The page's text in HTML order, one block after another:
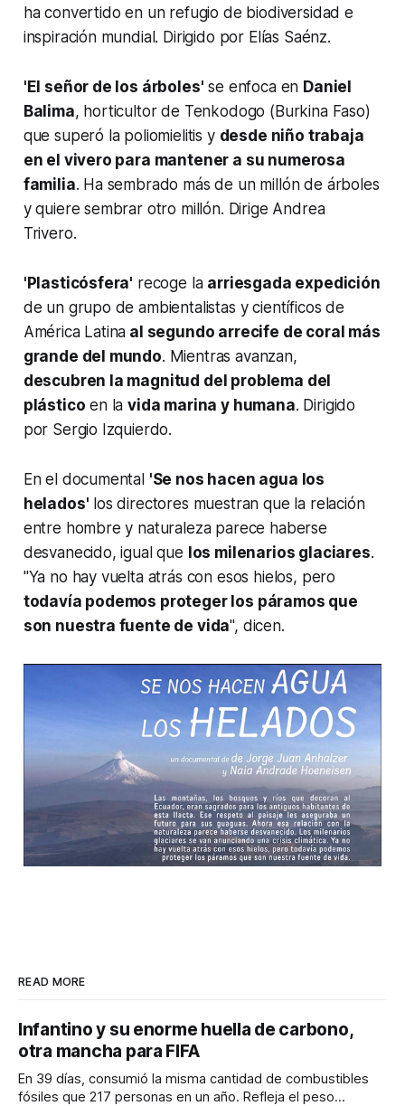
ha convertido en un refugio de biodiversidad e
inspiración mundial. Dirigido por Elías Saénz.
'El señor de los árboles' se enfoca en Daniel
Balima, horticultor de Tenkodogo (Burkina Faso)
que superó la poliomielitis y desde niño trabaja
en el vivero para mantener a su numerosa
familia. Ha sembrado más de un millón de árboles
y quiere sembrar otro millón. Dirige Andrea
Trivero.
'Plasticósfera' recoge la arriesgada expedición
de un grupo de ambientalistas y científicos de
América Latina al segundo arrecife de coral más
grande del mundo. Mientras avanzan,
descubren la magnitud del problema del
plástico en lavida marina y humana. Dirigido
por Sergio Izquierdo.
En el documental 'Se nos hacen agua los
helados' los directores muestran que la relación
entre hombre y naturaleza parece haberse
desvanecido, igual que los milenarios glaciares.
"Ya no hay vuelta atrás con esos hielos, pero
todavía podemos proteger los páramos que
son nuestra fuente de vida", dicen.
READ MORE
Infantino y su enorme huella de carbono,
otra mancha para FIFA
En 39 días, consumió la misma cantidad de combustibles
fósiles que 217 personas en un año. Refleja el peso